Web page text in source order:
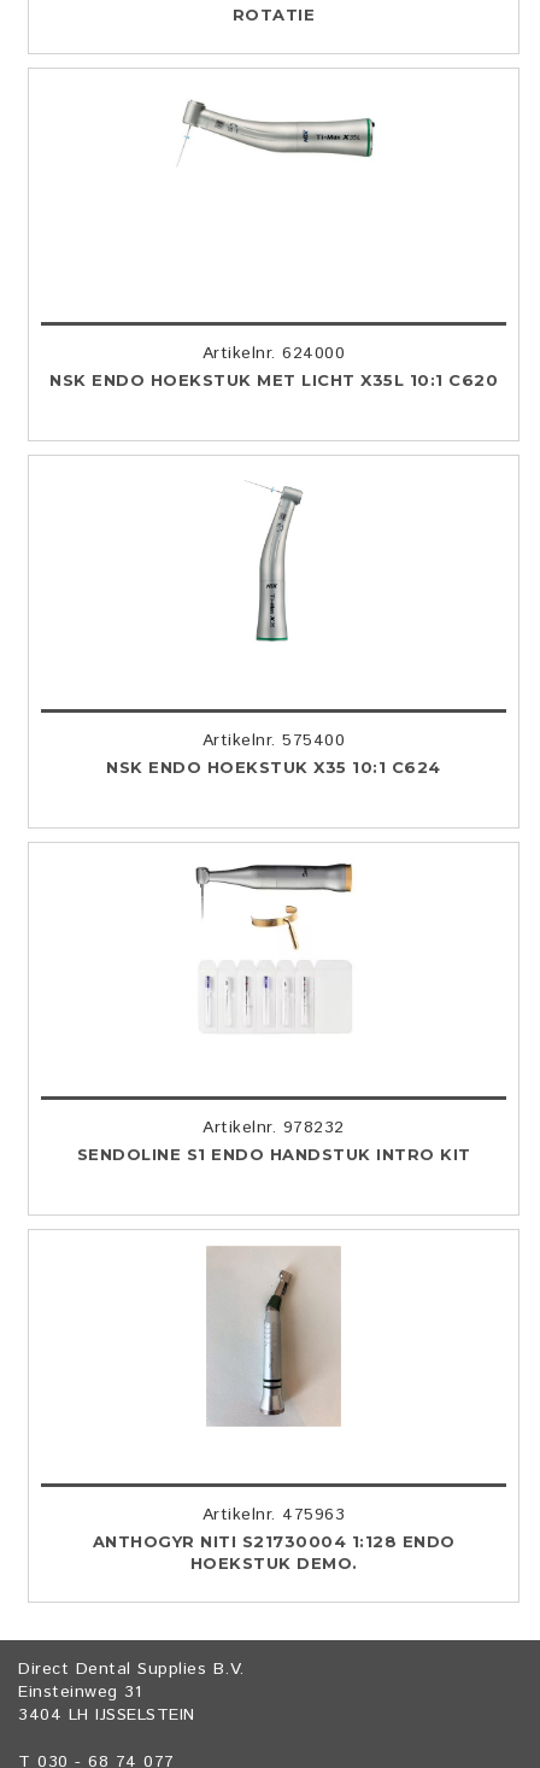
ROTATIE
Artikelnr. 624000
NSK ENDO HOEKSTUK MET LICHT X35L 10:1 C620
Artikelnr. 575400
NSK ENDO HOEKSTUK X35 10:1 C624
Artikelnr. 978232
SENDOLINE S1 ENDO HANDSTUK INTRO KIT
Artikelnr. 475963
ANTHOGYR NITI S21730004 1:128 ENDO
HOEKSTUK DEMO.
Direct Dental Supplies B.V.
Einsteinweg 31
3404 LH IJSSELSTEIN
T 030 - 68 74 077